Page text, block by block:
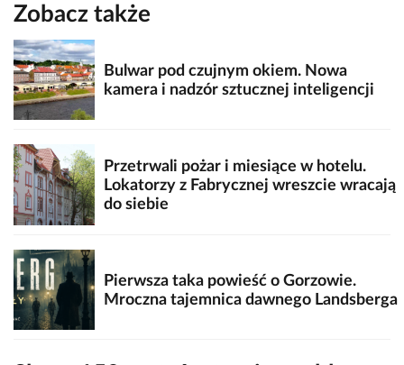
Zobacz także
Bulwar pod czujnym okiem. Nowa
kamera i nadzór sztucznej inteligencji
Przetrwali pożar i miesiące w hotelu.
Lokatorzy z Fabrycznej wreszcie wracają
do siebie
Pierwsza taka powieść o Gorzowie.
Mroczna tajemnica dawnego Landsberga